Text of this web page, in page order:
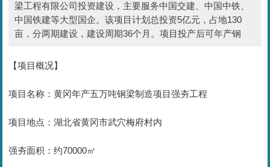
梁工程有限公司投资建设，主要服务中国交建、中国中铁、
中国铁建等大型国企。该项目计划总投资5亿元，占地130
亩，分两期建设，建设周期36个月。项目投产后可年产钢
【项目概况】
项目名称：黄冈年产五万吨钢梁制造项目强夯工程
项目地点：湖北省黄冈市武穴梅府村内
强夯面积：约70000㎡